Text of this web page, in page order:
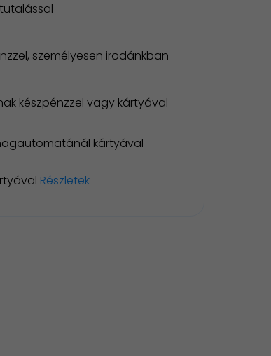
személyesen irodánkban
készpénzzel vagy kártyával
kártyával
Részletek